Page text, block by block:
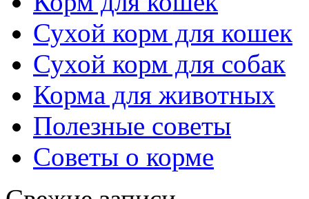
Сухой корм для кошек
Сухой корм для собак
Корма для животных
Полезные советы
Советы о корме